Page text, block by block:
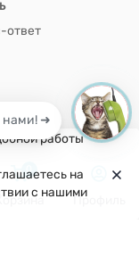
ответ
работы
на
с нашими
0
Профиль
нами! ➜